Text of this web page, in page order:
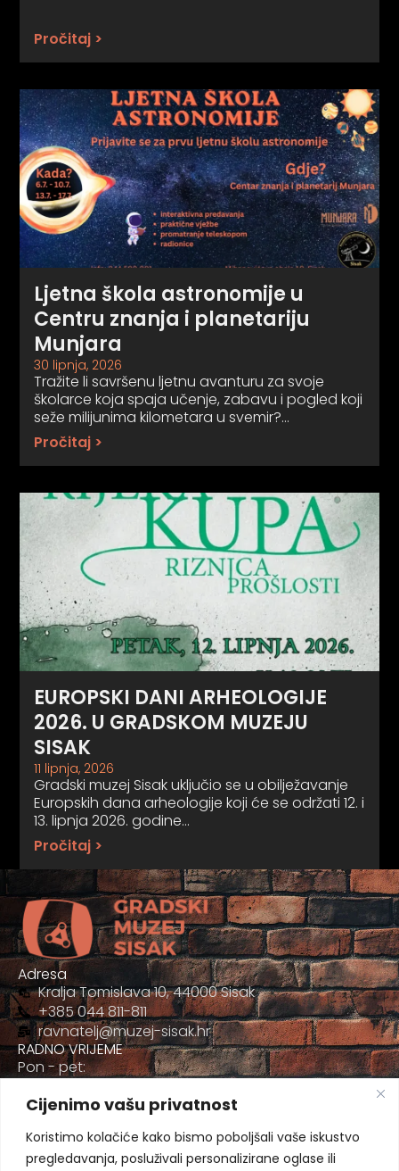
Cijenimo vašu privatnost
Koristimo kolačiće kako bismo poboljšali vaše iskustvo
pregledavanja, posluživali personalizirane oglase ili
Pročitaj >
Ljetna škola astronomije u
Centru znanja i planetariju
Munjara
30 lipnja, 2026
Tražite li savršenu ljetnu avanturu za svoje
školarce koja spaja učenje, zabavu i pogled koji
seže milijunima kilometara u svemir?…
Pročitaj >
EUROPSKI DANI ARHEOLOGIJE
2026. U GRADSKOM MUZEJU
SISAK
11 lipnja, 2026
Gradski muzej Sisak uključio se u obilježavanje
Europskih dana arheologije koji će se održati 12. i
13. lipnja 2026. godine…
Pročitaj >
Adresa
Kralja Tomislava 10, 44000 Sisak
+385 044 811-811
ravnatelj@muzej-sisak.hr
RADNO VRIJEME
Pon - pet:
Sub